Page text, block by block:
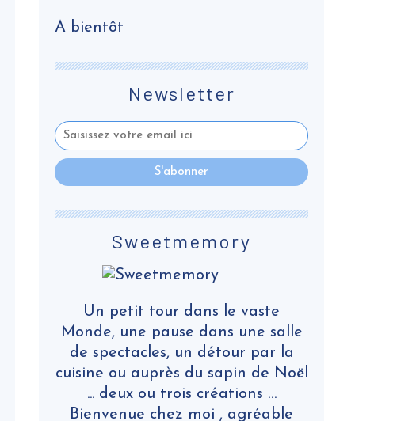
Newsletter
Sweetmemory
Un petit tour dans le vaste
Monde, une pause dans une salle
de spectacles, un détour par la
cuisine ou auprès du sapin de Noël
... deux ou trois créations …
Bienvenue chez moi , agréable
A bientôt